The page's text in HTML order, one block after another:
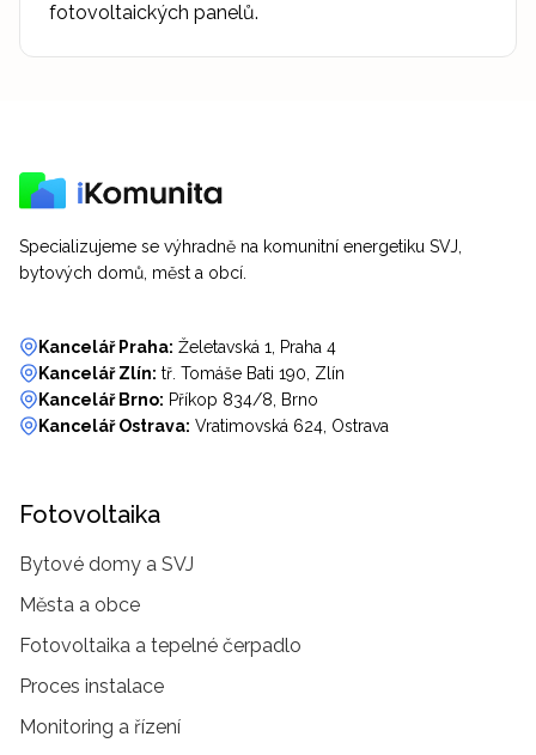
fotovoltaických panelů.
Specializujeme se výhradně na komunitní energetiku SVJ,
bytových domů, měst a obcí.
Kancelář Praha: Želetavská 1, Praha 4
Kancelář Zlín: tř. Tomáše Bati 190, Zlín
Kancelář Brno: Příkop 834/8, Brno
Kancelář Ostrava: Vratimovská 624, Ostrava
Fotovoltaika
Bytové domy a SVJ
Města a obce
Fotovoltaika a tepelné čerpadlo
Proces instalace
Monitoring a řízení